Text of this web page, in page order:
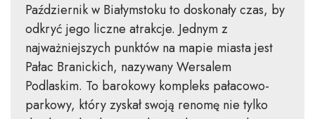
Październik w Białymstoku to doskonały czas, by
odkryć jego liczne atrakcje. Jednym z
najważniejszych punktów na mapie miasta jest
Pałac Branickich, nazywany Wersalem
Podlaskim. To barokowy kompleks pałacowo-
parkowy, który zyskał swoją renomę nie tylko